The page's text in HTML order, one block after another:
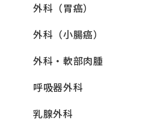
外科（胃癌）
外科（小腸癌）
外科・軟部肉腫
呼吸器外科
乳腺外科